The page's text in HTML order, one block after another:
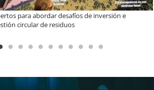
han sido parte de programa Súper Sano de
del año